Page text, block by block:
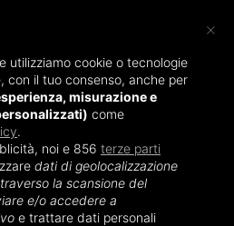
×
utilizziamo cookie o tecnologie
con il tuo consenso, anche per
misurazione e
come
.
noi e 856 terze parti
dati di geolocalizzazione
la scansione del
e/o accedere a
e trattare dati personali
Medela Swing
Swing
Swingè tra i modelli
in commercio. Questo